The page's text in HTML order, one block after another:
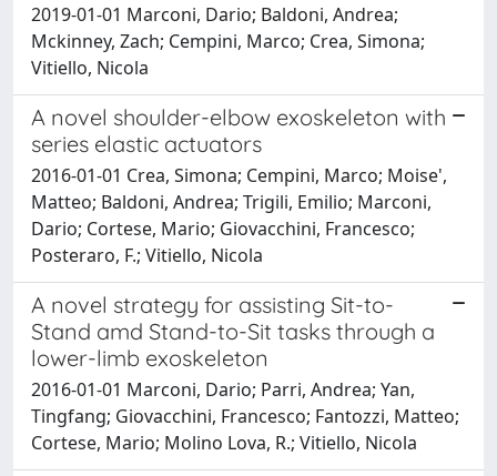
2019-01-01 Marconi, Dario; Baldoni, Andrea;
Mckinney, Zach; Cempini, Marco; Crea, Simona;
Vitiello, Nicola
A novel shoulder-elbow exoskeleton with
series elastic actuators
2016-01-01 Crea, Simona; Cempini, Marco; Moise',
Matteo; Baldoni, Andrea; Trigili, Emilio; Marconi,
Dario; Cortese, Mario; Giovacchini, Francesco;
Posteraro, F.; Vitiello, Nicola
A novel strategy for assisting Sit-to-
Stand amd Stand-to-Sit tasks through a
lower-limb exoskeleton
2016-01-01 Marconi, Dario; Parri, Andrea; Yan,
Tingfang; Giovacchini, Francesco; Fantozzi, Matteo;
Cortese, Mario; Molino Lova, R.; Vitiello, Nicola